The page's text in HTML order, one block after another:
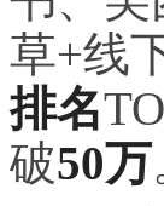
草+线
排名
破50万